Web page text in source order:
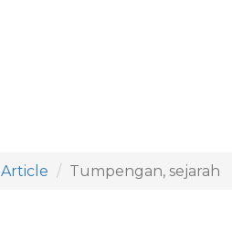
Article Tumpengan, sejarah